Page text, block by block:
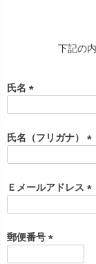
インナー・
ジュエリー
きちんと感のあるフ
送料・お支払い
送料・決済方法
09 お問い合わせ
写真スタ
下記の
氏名
須
)
氏名（フリガナ）
須
)
Ｅメールアドレス
郵便番号